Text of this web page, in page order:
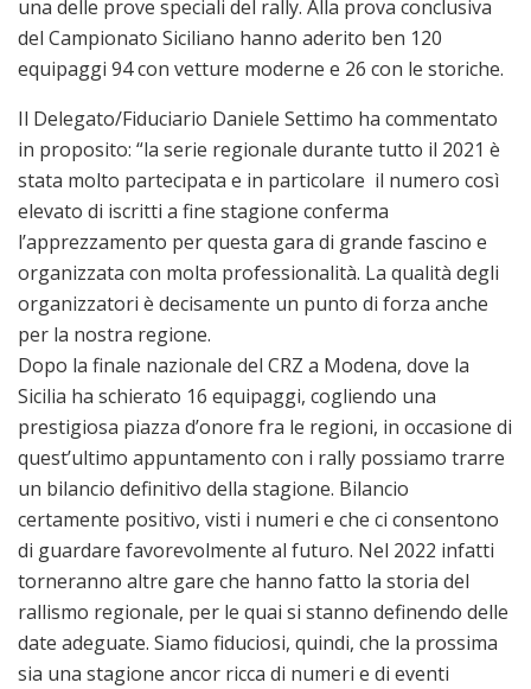
una delle prove speciali del rally. Alla prova conclusiva
del Campionato Siciliano hanno aderito ben 120
equipaggi 94 con vetture moderne e 26 con le storiche.
Il Delegato/Fiduciario Daniele Settimo ha commentato
in proposito: “la serie regionale durante tutto il 2021 è
stata molto partecipata e in particolare il numero così
elevato di iscritti a fine stagione conferma
l’apprezzamento per questa gara di grande fascino e
organizzata con molta professionalità. La qualità degli
organizzatori è decisamente un punto di forza anche
per la nostra regione.
Dopo la finale nazionale del CRZ a Modena, dove la
Sicilia ha schierato 16 equipaggi, cogliendo una
prestigiosa piazza d’onore fra le regioni, in occasione di
quest’ultimo appuntamento con i rally possiamo trarre
un bilancio definitivo della stagione. Bilancio
certamente positivo, visti i numeri e che ci consentono
di guardare favorevolmente al futuro. Nel 2022 infatti
torneranno altre gare che hanno fatto la storia del
rallismo regionale, per le quai si stanno definendo delle
date adeguate. Siamo fiduciosi, quindi, che la prossima
sia una stagione ancor ricca di numeri e di eventi